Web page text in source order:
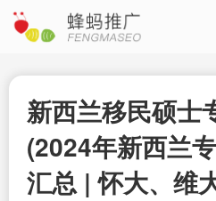
新西兰移民硕士
(2024年新西兰
汇总 | 怀大、维